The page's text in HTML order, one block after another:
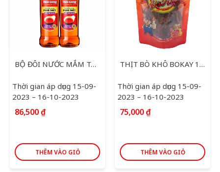
BỘ ĐÔI NƯỚC MẮM THÁI LONG 750ML
Thời gian áp dụng 15-09-
2023 – 16-10-2023
86,500₫
THÊM VÀO GIỎ
THỊT BÒ KHÔ BOKAY 120G
Thời gian áp dụng 15-09-
2023 – 16-10-2023
75,000₫
THÊM VÀO GIỎ